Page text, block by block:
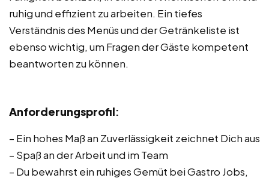
ruhig und effizient zu arbeiten. Ein tiefes
Verständnis des Menüs und der Getränkeliste ist
ebenso wichtig, um Fragen der Gäste kompetent
beantworten zu können.
Anforderungsprofil:
– Ein hohes Maß an Zuverlässigkeit zeichnet Dich aus
– Spaß an der Arbeit und im Team
– Du bewahrst ein ruhiges Gemüt bei Gastro Jobs,